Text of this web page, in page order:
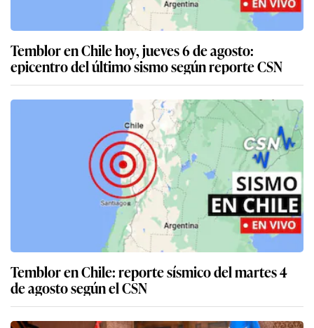
Temblor en Chile hoy, jueves 6 de agosto:
epicentro del último sismo según reporte CSN
Temblor en Chile: reporte sísmico del martes 4
de agosto según el CSN